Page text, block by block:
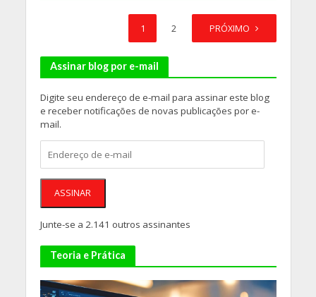
1 2 PRÓXIMO
Assinar blog por e-mail
Digite seu endereço de e-mail para assinar este blog
e receber notificações de novas publicações por e-
mail.
de
e-
ASSINAR
Junte-se a 2.141 outros assinantes
Teoria e Prática